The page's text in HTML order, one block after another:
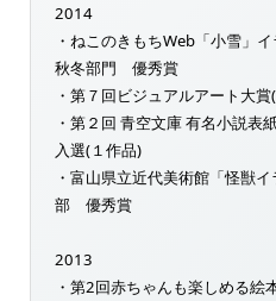
2014
・ねこのきもちWeb「小雪」
秋冬部門 優秀賞
・第７回ビジュアルアート大
・第２回 青空文庫 有名小説表
入選(１作品)
・富山県立近代美術館「怪獣
部 優秀賞
2013
・第2回赤ちゃんも楽しめる